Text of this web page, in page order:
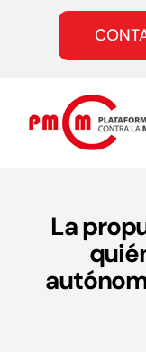
contenido
La